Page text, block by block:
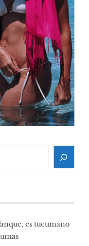
es tucumano